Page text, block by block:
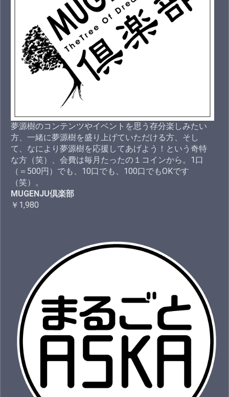
夢源樹のコンテンツやイベントを思う存分楽しみたい
方、一緒に夢源樹を盛り上げていただける方、そし
て、なにより夢源樹を応援してあげよう！という奇特
な方（笑）、会費は毎月たったの１コインから。1口
（＝500円）でも、10口でも、100口でもOKです
（笑）。
MUGENJU倶楽部
￥1,980